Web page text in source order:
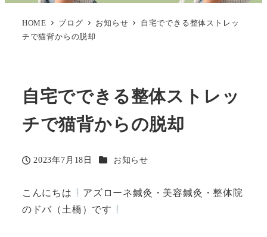
HOME ブログ お知らせ
自宅でできる整体ストレッ
チで猫背からの脱却
自宅でできる整体ストレッ
チで猫背からの脱却
投稿日
2023年7月18日 カテゴリー
お知らせ
こんにちは
アズローネ鍼灸・美容鍼灸・整体院
のドバ（土橋）です